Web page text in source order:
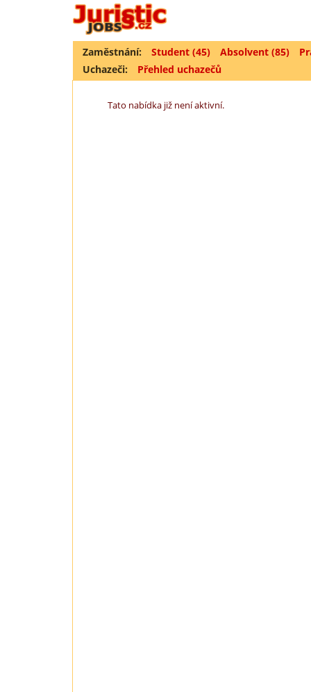
Zaměstnání: Student (45) Absolvent (85)
Uchazeči:
Přehled uchazečů
Tato nabídka již není aktivní.